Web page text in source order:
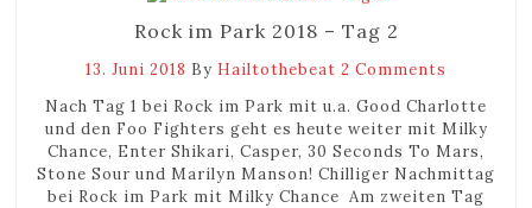
Rock im Park 2018 – Tag 2
13. Juni 2018 By Hailtothebeat 2 Comments
Nach Tag 1 bei Rock im Park mit u.a. Good Charlotte
und den Foo Fighters geht es heute weiter mit Milky
Chance, Enter Shikari, Casper, 30 Seconds To Mars,
Stone Sour und Marilyn Manson! Chilliger Nachmittag
bei Rock im Park mit Milky Chance Am zweiten Tag